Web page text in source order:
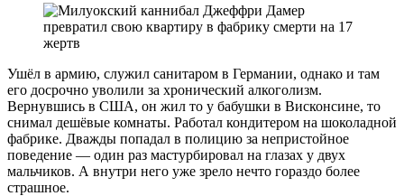
Ушёл в армию, служил санитаром в Германии, однако и там
его досрочно уволили за хронический алкоголизм.
Вернувшись в США, он жил то у бабушки в Висконсине, то
снимал дешёвые комнаты. Работал кондитером на шоколадной
фабрике. Дважды попадал в полицию за непристойное
поведение — один раз мастурбировал на глазах у двух
мальчиков. А внутри него уже зрело нечто гораздо более
страшное.